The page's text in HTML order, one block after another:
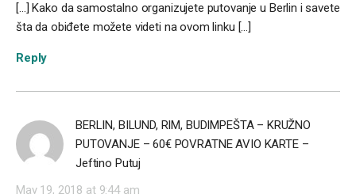
[…] Kako da samostalno organizujete putovanje u Berlin i savete
šta da obiđete možete videti na ovom linku […]
Reply
BERLIN, BILUND, RIM, BUDIMPEŠTA – KRUŽNO
PUTOVANJE – 60€ POVRATNE AVIO KARTE –
Jeftino Putuj
May 19, 2018 at 9:44 am